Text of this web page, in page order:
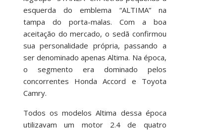
esquerda do emblema “ALTIMA” na
tampa do porta-malas. Com a boa
aceitação do mercado, o sedã confirmou
sua personalidade própria, passando a
ser denominado apenas Altima. Na época,
o segmento era dominado pelos
concorrentes Honda Accord e Toyota
Camry.
Todos os modelos Altima dessa época
utilizavam um motor 2.4 de quatro